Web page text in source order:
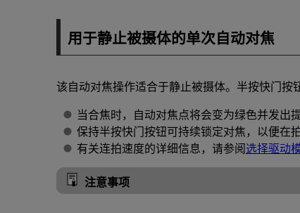
用于静止被摄体的单次自动对焦
该自动对焦操作适合于静止被摄体。半按快门按
当合焦时，自动对焦点将会变为绿色并发出提
保持半按快门按钮可持续锁定对焦，以便在
有关连拍速度的详细信息，请参阅 选择驱动
注意事项